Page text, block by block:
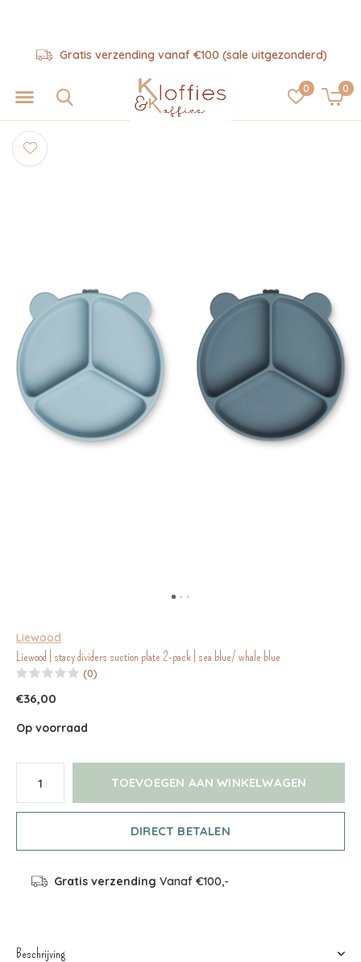
0 0
Gratis verzending vanaf €100 (sale uitgezonderd)
Liewood
Liewood | stacy dividers suction plate 2-pack | sea blue/ whale blue
(0)
€36,00
Op voorraad
TOEVOEGEN AAN WINKELWAGEN
DIRECT BETALEN
Gratis verzending Vanaf €100,-
Beschrijving